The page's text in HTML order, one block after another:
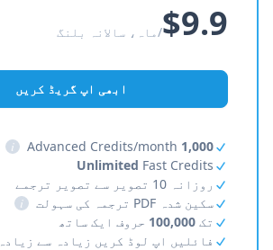
$9.9/ماہ، سالانہ بلنگ
ابھی اپ گریڈ کریں
1,000
i
Unlimited Fast Credits
روزانہ 10 تصویر سے تصویر ترجمے
سکین شدہ PDF ترجمہ کی سہولت
i
تک 100,000 حروف ایک ساتھ
فائلیں اپ لوڈ کریں زیادہ سے زیادہ